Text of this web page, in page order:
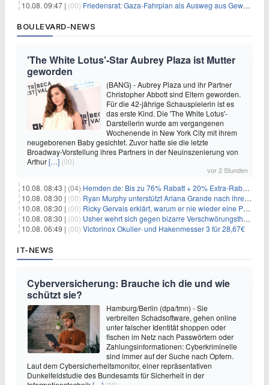
10.08. 09:47 | (00) Friedensrat: Gaza-Fahrplan als Ausweg aus Gewaltspirale
BOULEVARD-NEWS
'The White Lotus'-Star Aubrey Plaza ist Mutter
geworden
(BANG) - Aubrey Plaza und ihr Partner
Christopher Abbott sind Eltern geworden.
Für die 42-jährige Schauspielerin ist es
das erste Kind. Die 'The White Lotus'-
Darstellerin wurde am vergangenen
Wochenende in New York City mit ihrem
neugeborenen Baby gesichtet. Zuvor hatte sie die letzte
Broadway-Vorstellung ihres Partners in der Neuinszenierung von
Arthur[…] (00)
vor 2 Stunden
10.08. 08:43 | (04) Hemden.de: Bis zu 76% Rabatt + 20% Extra-Rabatt auf ALLE Hemden
10.08. 08:30 | (00) Ryan Murphy unterstützt Ariana Grande nach ihrem Ausstieg bei 'American Horror Story'
10.08. 08:30 | (00) Ricky Gervais erklärt, warum er nie wieder eine Preisverleihung moderieren will
10.08. 08:30 | (00) Usher wehrt sich gegen bizarre Verschwörungstheorie über angeblichen 'Klon'
10.08. 06:49 | (00) Victorinox Okulier- und Hakenmesser 3 für 28,67€
IT-NEWS
Cyberversicherung: Brauche ich die und wie
schützt sie?
Hamburg/Berlin (dpa/tmn) - Sie
verbreiten Schadsoftware, gehen online
unter falscher Identität shoppen oder
fischen im Netz nach Passwörtern oder
Zahlungsinformationen: Cyberkriminelle
sind immer auf der Suche nach Opfern.
Laut dem Cybersicherheitsmonitor, einer repräsentativen
Dunkelfeldstudie des Bundesamts für Sicherheit in der